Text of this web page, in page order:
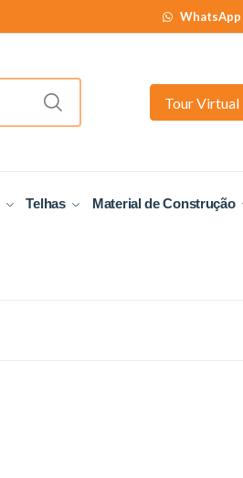
WhatsApp
Tour Virtual
Telhas Material de Construção